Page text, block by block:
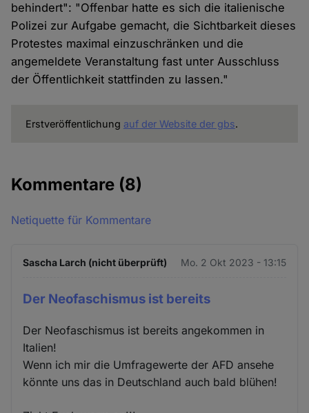
behindert": "Offenbar hatte es sich die italienische
Polizei zur Aufgabe gemacht, die Sichtbarkeit dieses
Protestes maximal einzuschränken und die
angemeldete Veranstaltung fast unter Ausschluss
der Öffentlichkeit stattfinden zu lassen."
Erstveröffentlichung auf der Website der gbs.
Kommentare (8)
Netiquette für Kommentare
Sascha Larch (nicht überprüft) Mo. 2 Okt 2023 - 13:15
Der Neofaschismus ist bereits
Der Neofaschismus ist bereits angekommen in
Italien!
Wenn ich mir die Umfragewerte der AFD ansehe
könnte uns das in Deutschland auch bald blühen!